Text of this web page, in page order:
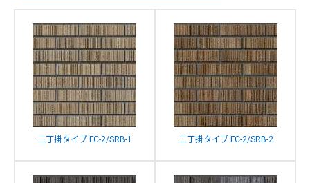
二丁掛タイプ FC-2/SRB-1 二丁掛タイプ FC-2/SRB-2